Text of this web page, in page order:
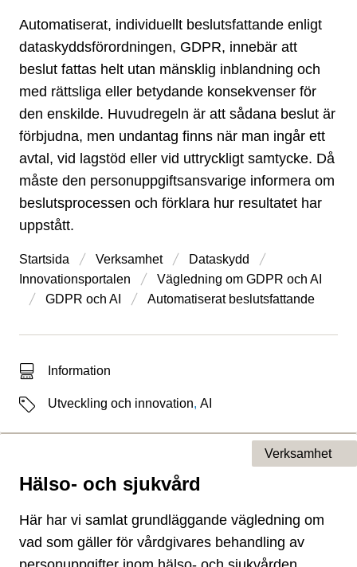
Automatiserat, individuellt beslutsfattande enligt
dataskyddsförordningen, GDPR, innebär att
beslut fattas helt utan mänsklig inblandning och
med rättsliga eller betydande konsekvenser för
den enskilde. Huvudregeln är att sådana beslut är
förbjudna, men undantag finns när man ingår ett
avtal, vid lagstöd eller vid uttryckligt samtycke. Då
måste den personuppgiftsansvarige informera om
beslutsprocessen och förklara hur resultatet har
uppstått.
Startsida Verksamhet
Dataskydd
Innovations­portalen
Vägledning om GDPR och AI
GDPR och AI
Automatiserat beslutsfattande
Typ av sökträff
Information
EtiketterUtveckling och innovation, AI
Hälso- och sjukvård
Typ av sida
Verksamhet
Här har vi samlat grundläggande vägledning om
vad som gäller för vårdgivares behandling av